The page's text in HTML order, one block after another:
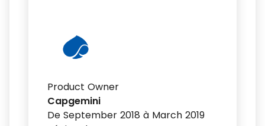
Product Owner
Capgemini
De September 2018 à March 2019